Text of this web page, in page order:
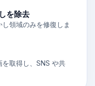
を除去
領域のみを修復しま
取得し、SNS や共